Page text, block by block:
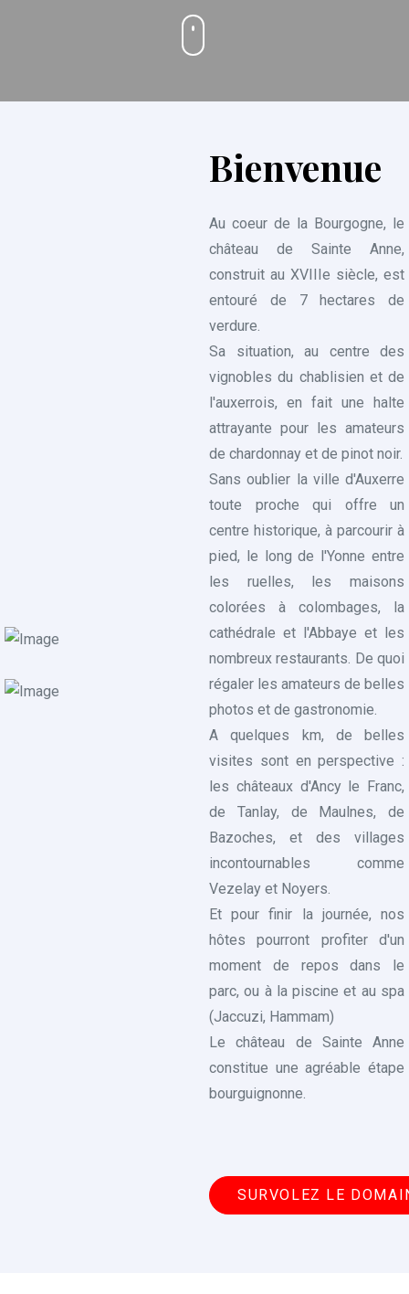
Bienvenue
Au coeur de la Bourgogne, le
château de Sainte Anne,
construit au XVIIIe siècle, est
entouré de 7 hectares de
verdure.
Sa situation, au centre des
vignobles du chablisien et de
l'auxerrois, en fait une halte
attrayante pour les amateurs
de chardonnay et de pinot noir.
Sans oublier la ville d'Auxerre
toute proche qui offre un
centre historique, à parcourir à
pied, le long de l'Yonne entre
les ruelles, les maisons
colorées à colombages, la
cathédrale et l'Abbaye et les
nombreux restaurants. De quoi
régaler les amateurs de belles
photos et de gastronomie.
A quelques km, de belles
visites sont en perspective :
les châteaux d'Ancy le Franc,
de Tanlay, de Maulnes, de
Bazoches, et des villages
incontournables comme
Vezelay et Noyers.
Et pour finir la journée, nos
hôtes pourront profiter d'un
moment de repos dans le
parc, ou à la piscine et au spa
(Jaccuzi, Hammam)
Le château de Sainte Anne
constitue une agréable étape
bourguignonne.
SURVOLEZ LE